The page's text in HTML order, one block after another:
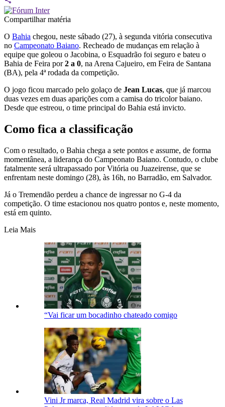
Compartilhar matéria
O Bahia chegou, neste sábado (27), à segunda vitória consecutiva
no Campeonato Baiano. Recheado de mudanças em relação à
equipe que goleou o Jacobina, o Esquadrão foi seguro e bateu o
Bahia de Feira por2 a 0, na Arena Cajueiro, em Feira de Santana
(BA), pela 4ª rodada da competição.
O jogo ficou marcado pelo golaço de Jean Lucas, que já marcou
duas vezes em duas aparições com a camisa do tricolor baiano.
Desde que estreou, o time principal do Bahia está invicto.
Como fica a classificação
Com o resultado, o Bahia chega a sete pontos e assume, de forma
momentânea, a liderança do Campeonato Baiano. Contudo, o clube
fatalmente será ultrapassado por Vitória ou Juazeirense, que se
enfrentam neste domingo (28), às 16h, no Barradão, em Salvador.
Já o Tremendão perdeu a chance de ingressar no G-4 da
competição. O time estacionou nos quatro pontos e, neste momento,
está em quinto.
Leia Mais
“Vai ficar um bocadinho chateado comigo
Vini Jr marca, Real Madrid vira sobre o Las